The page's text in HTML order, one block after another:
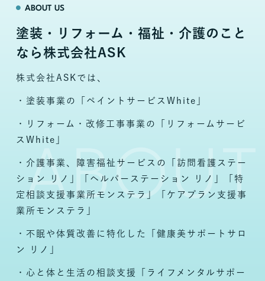
ABOUT US
塗装・リフォーム・福祉・介護のこと
なら株式会社ASK
株式会社ASKでは、
・塗装事業の「ペイントサービスWhite」
・リフォーム・改修工事事業の「リフォームサービ
スWhite」
・介護事業、障害福祉サービスの「訪問看護ステー
ション リノ」「ヘルパーステーション リノ」「特
定相談支援事業所モンステラ」「ケアプラン支援事
業所モンステラ」
・不眠や体質改善に特化した「健康美サポートサロ
ン リノ」
・心と体と生活の相談支援「ライフメンタルサポー